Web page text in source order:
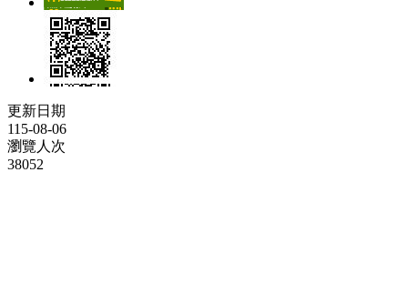
更新日期
115-08-06
瀏覽人次
38052